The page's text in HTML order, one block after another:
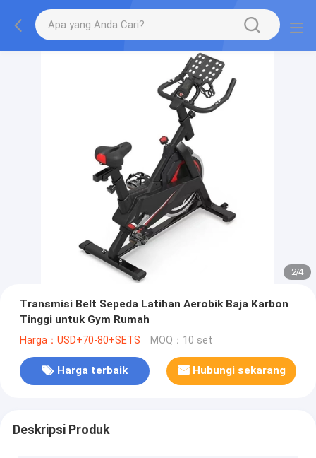
2/4
Transmisi Belt Sepeda Latihan Aerobik Baja Karbon
Tinggi untuk Gym Rumah
Harga：USD+70-80+SETS MOQ：10 set
Harga terbaik Hubungi sekarang
Deskripsi Produk